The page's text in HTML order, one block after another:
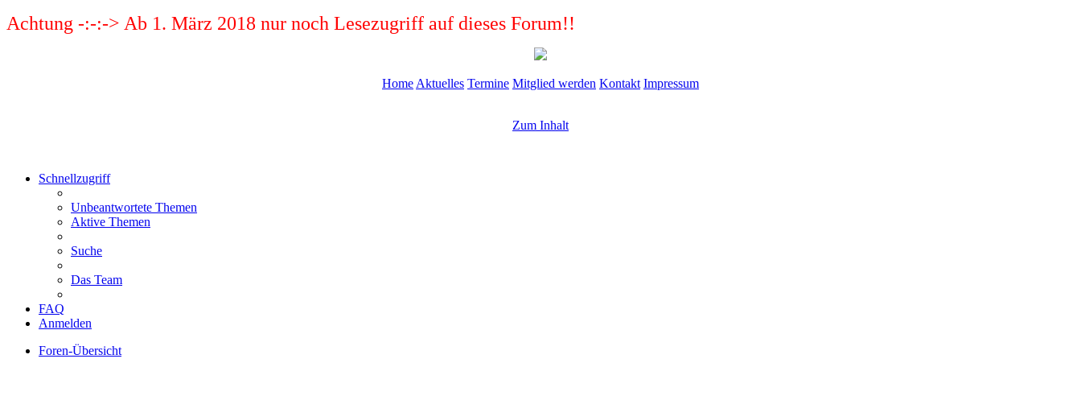
Achtung -:-:-> Ab 1. März 2018 nur noch Lesezugriff auf dieses Forum!!
Home Aktuelles Termine Mitglied werden Kontakt Impressum
Zum Inhalt
Schnellzugriff
Unbeantwortete Themen
Aktive Themen
Suche
Das Team
FAQ
Anmelden
Foren-Übersicht